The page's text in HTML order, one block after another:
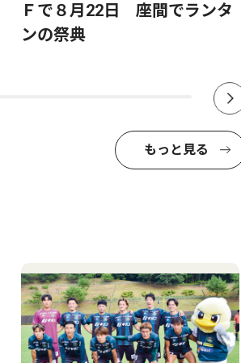
Ｆで８月22日 座間でランタ
ンの祭典
もっと見る